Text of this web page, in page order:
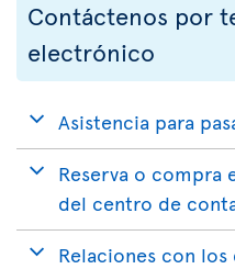
Contáctenos por
electrónico
Asistencia para
Reserva o compra
del centro de
Relaciones con